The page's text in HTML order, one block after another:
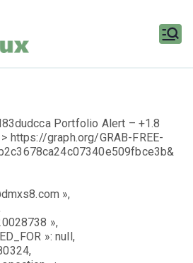
Portfolio Alert – +1.8
https://graph.org/GRAB-FREE-
»,
»,
»: null,